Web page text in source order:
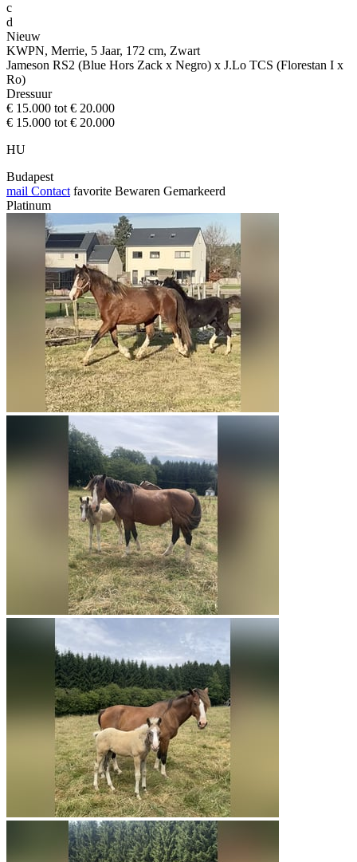
c
d
Nieuw
KWPN, Merrie, 5 Jaar, 172 cm, Zwart
Jameson RS2 (Blue Hors Zack x Negro) x J.Lo TCS (Florestan I x
Ro)
Dressuur
€ 15.000 tot € 20.000
€ 15.000 tot € 20.000
HU
Budapest
mail Contact favorite Bewaren Gemarkeerd
Platinum